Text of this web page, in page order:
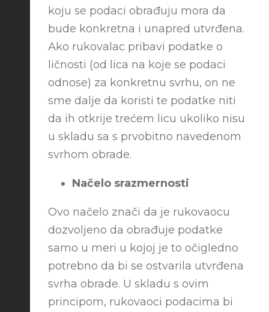
koju se podaci obrađuju mora da
bude konkretna i unapred utvrđena.
Ako rukovalac pribavi podatke o
ličnosti (od lica na koje se podaci
odnose) za konkretnu svrhu, on ne
sme dalje da koristi te podatke niti
da ih otkrije trećem licu ukoliko nisu
u skladu sa s prvobitno navedenom
svrhom obrade.
Načelo srazmernosti
Ovo načelo znači da je rukovaocu
dozvoljeno da obrađuje podatke
samo u meri u kojoj je to očigledno
potrebno da bi se ostvarila utvrđena
svrha obrade. U skladu s ovim
principom, rukovaoci podacima bi